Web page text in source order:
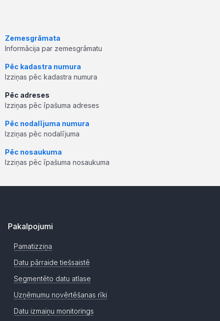
Zemesgrāmata
Informācija par zemesgrāmatu
Pēc kadastra numura
Izziņas pēc kadastra numura
Pēc adreses
Izziņas pēc īpašuma adreses
Pēc nodalījuma numura
Izziņas pēc nodalījuma
Pēc nosaukuma
Izziņas pēc īpašuma nosaukuma
Pakalpojumi
Pamatizziņa
Datu pārraide tiešsaistē
Segmentēto datu atlase
Uzņēmumu novērtēšanas rīki
Datu izmaiņu monitorings